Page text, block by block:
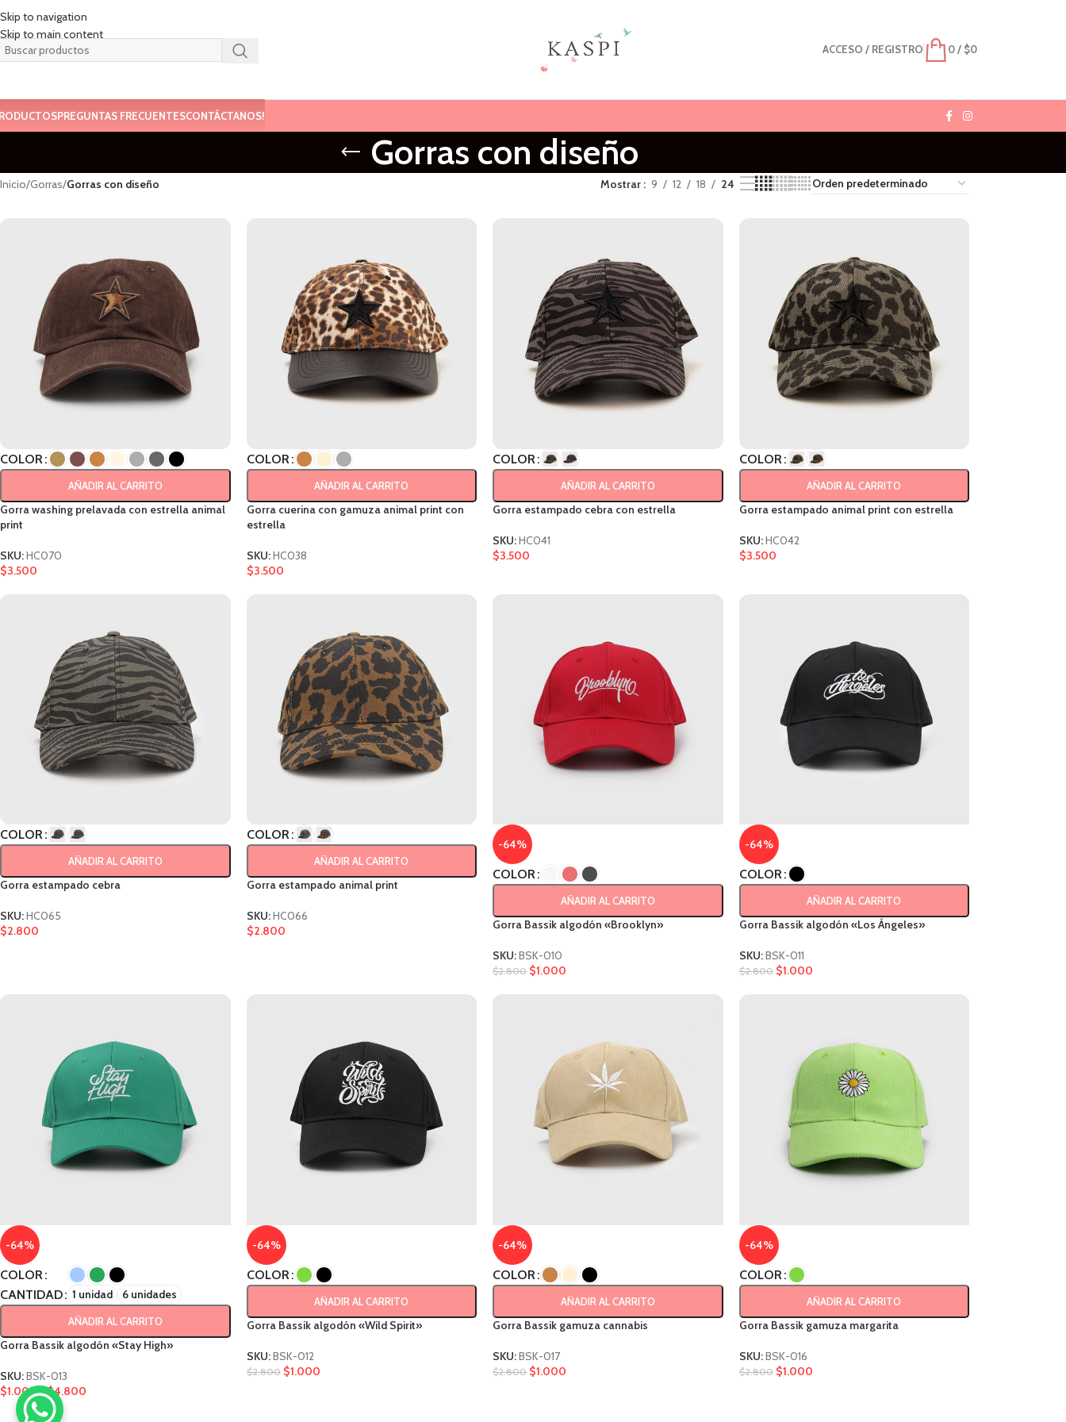
Skip to navigation
Skip to main content
ACCESO / REGISTRO 0/ $0
PREGUNTAS FRECUENTESCONTÁCTANOS!
Gorras con diseño
Inicio/Gorras/Gorras con diseño Mostrar 9 12 18 24
COLOR
AÑADIR AL CARRITO
Gorra washing prelavada con estrella animal
print
SKU:HC070
$3.500
COLOR
AÑADIR AL CARRITO
Gorra cuerina con gamuza animal print con
estrella
SKU:HC038
$3.500
COLOR
AÑADIR AL CARRITO
Gorra estampado cebra con estrella
SKU:HC041
$3.500
COLOR
AÑADIR AL CARRITO
Gorra estampado animal print con estrella
SKU:HC042
$3.500
COLOR
AÑADIR AL CARRITO
Gorra estampado cebra
SKU:HC065
$2.800
COLOR
AÑADIR AL CARRITO
Gorra estampado animal print
SKU:HC066
$2.800
-64%
COLOR
AÑADIR AL CARRITO
Gorra Bassik algodón «Brooklyn»
SKU:BSK-010
$2.800 $1.000
-64%
COLOR
AÑADIR AL CARRITO
Gorra Bassik algodón «Los Ángeles»
SKU:BSK-011
$2.800 $1.000
-64%
COLOR
CANTIDAD
1 unidad 6 unidades
AÑADIR AL CARRITO
Gorra Bassik algodón «Stay High»
SKU:BSK-013
$1.000-$4.800
-64%
COLOR
AÑADIR AL CARRITO
Gorra Bassik algodón «Wild Spirit»
SKU:BSK-012
$2.800 $1.000
-64%
COLOR
AÑADIR AL CARRITO
Gorra Bassik gamuza cannabis
SKU:BSK-017
$2.800 $1.000
-64%
COLOR
AÑADIR AL CARRITO
Gorra Bassik gamuza margarita
SKU:BSK-016
$2.800 $1.000